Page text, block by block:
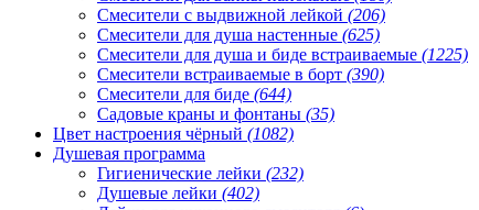
Смесители с выдвижной лейкой (206)
Смесители для душа настенные (625)
Смесители для душа и биде встраиваемые (1225)
Смесители встраиваемые в борт (390)
Смесители для биде (644)
Садовые краны и фонтаны (35)
Цвет настроения чёрный (1082)
Душевая программа
Гигиенические лейки (232)
Душевые лейки (402)